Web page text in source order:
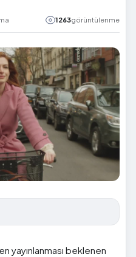
1263görüntülenme
yayınlanması beklenen